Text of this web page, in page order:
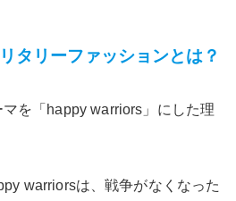
タリーファッションとは？
を「happy warriors」にした理
warriorsは、戦争がなくなった